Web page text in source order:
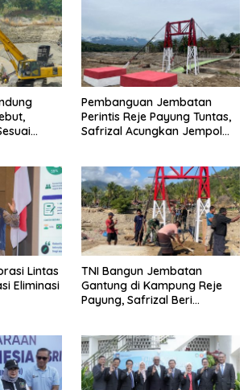
Pembanguan Jembatan
Perintis Reje Payung Tuntas,
Safrizal Acungkan Jempol
Lintas
Eliminasi
TNI Bangun Jembatan
Gantung di Kampung Reje
Payung, Safrizal Beri